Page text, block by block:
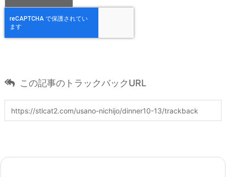
この記事のトラックバックURL